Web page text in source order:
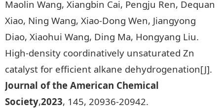
Maolin Wang, Xiangbin Cai, Pengju Ren, Dequan
Xiao, Ning Wang, Xiao-Dong Wen, Jiangyong
Diao, Xiaohui Wang, Ding Ma, Hongyang Liu.
High-density coordinatively unsaturated Zn
catalyst for efficient alkane dehydrogenation[J].
Journal of the American Chemical
Society,2023, 145, 20936-20942.